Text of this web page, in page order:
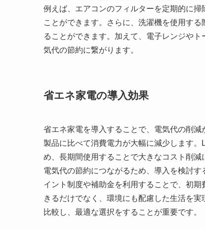
例えば、エアコンのフィルターを定期的に
ことができます。さらに、洗濯機を使用す
ることができます。加えて、電子レンジや
気代の節約に繋がります。
省エネ家電の導入効果
省エネ家電を導入することで、電気代の削
製品に比べて消費電力が大幅に減少します
め、長期間使用することで大きなコスト削
電気代の節約につながるため、導入を検討
イント制度や補助金を利用することで、初
きるだけでなく、環境にも配慮した生活を
比較し、最適な選択をすることが重要です。